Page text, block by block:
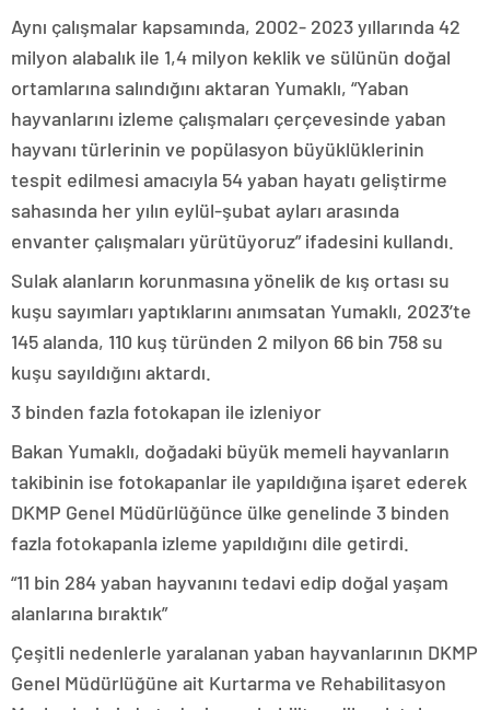
Aynı çalışmalar kapsamında, 2002- 2023 yıllarında 42
milyon alabalık ile 1,4 milyon keklik ve sülünün doğal
ortamlarına salındığını aktaran Yumaklı, “Yaban
hayvanlarını izleme çalışmaları çerçevesinde yaban
hayvanı türlerinin ve popülasyon büyüklüklerinin
tespit edilmesi amacıyla 54 yaban hayatı geliştirme
sahasında her yılın eylül-şubat ayları arasında
envanter çalışmaları yürütüyoruz” ifadesini kullandı.
Sulak alanların korunmasına yönelik de kış ortası su
kuşu sayımları yaptıklarını anımsatan Yumaklı, 2023’te
145 alanda, 110 kuş türünden 2 milyon 66 bin 758 su
kuşu sayıldığını aktardı.
3 binden fazla fotokapan ile izleniyor
Bakan Yumaklı, doğadaki büyük memeli hayvanların
takibinin ise fotokapanlar ile yapıldığına işaret ederek
DKMP Genel Müdürlüğünce ülke genelinde 3 binden
fazla fotokapanla izleme yapıldığını dile getirdi.
“11 bin 284 yaban hayvanını tedavi edip doğal yaşam
alanlarına bıraktık”
Çeşitli nedenlerle yaralanan yaban hayvanlarının DKMP
Genel Müdürlüğüne ait Kurtarma ve Rehabilitasyon